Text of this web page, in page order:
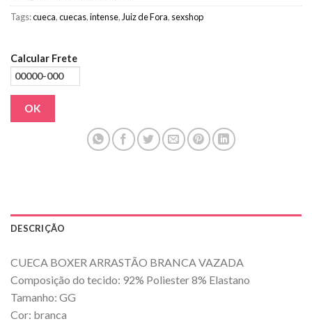
Tags:cueca,cuecas,intense, Juiz de Fora, sexshop
Calcular Frete
OK
DESCRIÇÃO
CUECA BOXER ARRASTÃO BRANCA VAZADA
Composição do tecido: 92% Poliester 8% Elastano
Tamanho: GG
Cor: branca